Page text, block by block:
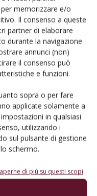
memorizzare e/o
Il consenso a queste
partner di elaborare
durante la navigazione
annunci (non)
il consenso può
e funzioni.
sopra o per fare
applicate solamente a
in qualsiasi
utilizzando i
sul pulsante di gestione
schermo.
di più su questi scopi
in questo browser per la